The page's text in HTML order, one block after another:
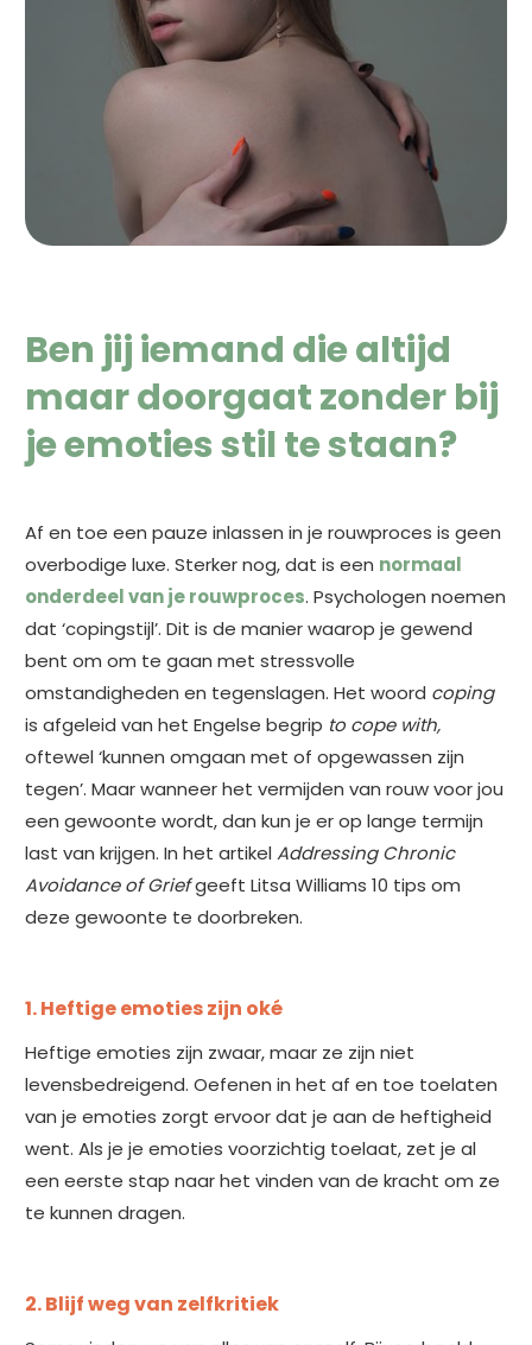
Ben jij iemand die altijd
maar doorgaat zonder bij
je emoties stil te staan?
Af en toe een pauze inlassen in je rouwproces is geen
overbodige luxe. Sterker nog, dat is een normaal
onderdeel van je rouwproces. Psychologen noemen
dat ‘copingstijl’. Dit is de manier waarop je gewend
bent om om te gaan met stressvolle
omstandigheden en tegenslagen. Het woord coping
is afgeleid van het Engelse begrip to cope with,
oftewel ‘kunnen omgaan met of opgewassen zijn
tegen’. Maar wanneer het vermijden van rouw voor jou
een gewoonte wordt, dan kun je er op lange termijn
last van krijgen. In het artikelAddressing Chronic
Avoidance of Griefgeeft Litsa Williams 10 tips om
deze gewoonte te doorbreken.
1. Heftige emoties zijn oké
Heftige emoties zijn zwaar, maar ze zijn niet
levensbedreigend. Oefenen in het af en toe toelaten
van je emoties zorgt ervoor dat je aan de heftigheid
went. Als je je emoties voorzichtig toelaat, zet je al
een eerste stap naar het vinden van de kracht om ze
te kunnen dragen.
2. Blijf weg van zelfkritiek